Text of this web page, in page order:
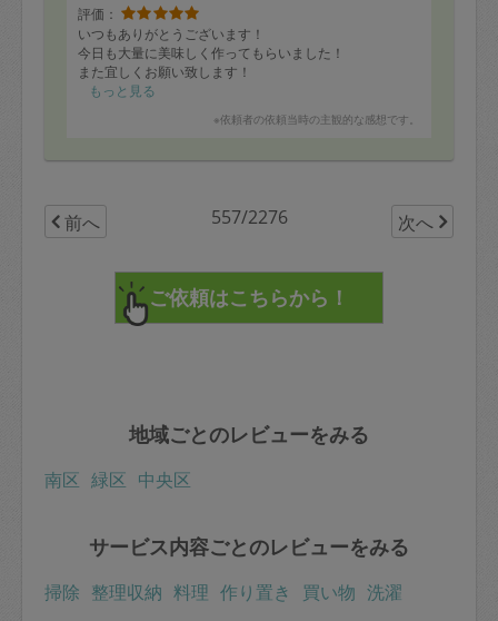
評価：
いつもありがとうございます！
今日も大量に美味しく作ってもらいました！
また宜しくお願い致します！
もっと見る
※依頼者の依頼当時の主観的な感想です。
前へ 557/2276 次へ
地域ごとのレビューをみる
南区 緑区 中央区
サービス内容ごとのレビューをみる
掃除 整理収納 料理 作り置き 買い物 洗濯